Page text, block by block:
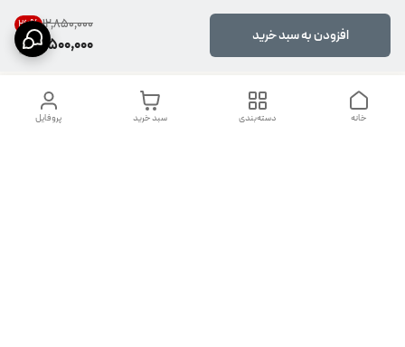
۱۲٬۸۵۰٬۰۰۰ 26%
9,500,000 افزودن به سبد خرید
پروفایل سبد خرید دسته‌بندی خانه